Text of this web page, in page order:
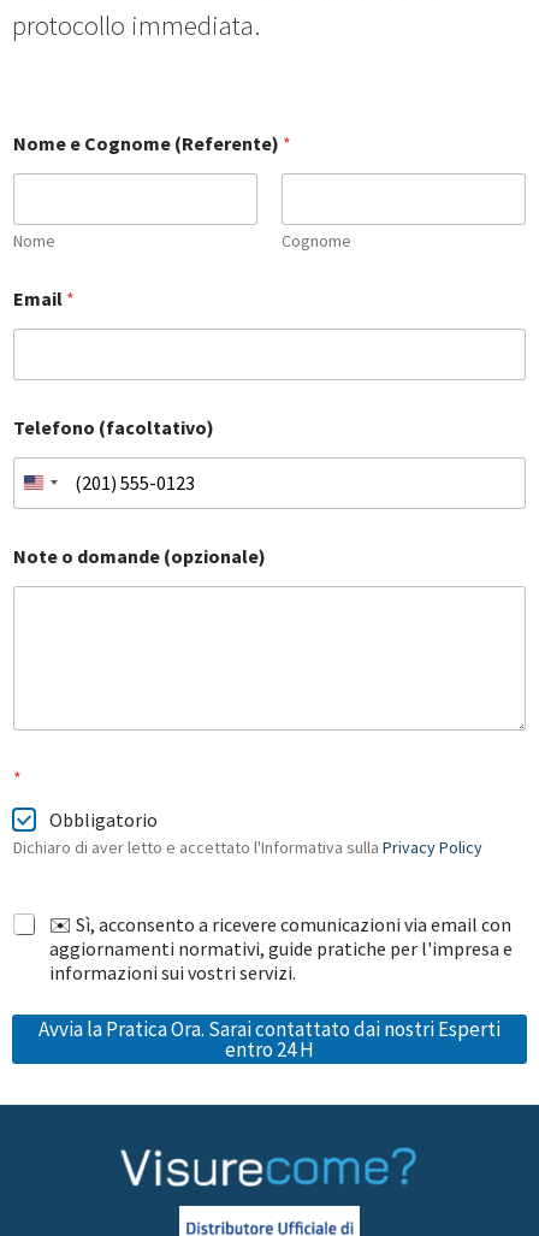
protocollo immediata.
Nome e Cognome (Referente) *
Nome Cognome
*
N
Email *
Telefono (facoltativo)
Note o domande (opzionale)
*
Obbligatorio
Dichiaro di aver letto e accettato l'Informativa sulla Privacy Policy
✉️ Sì, acconsento a ricevere comunicazioni via email con
aggiornamenti normativi, guide pratiche per l'impresa e
informazioni sui vostri servizi.
Avvia la Pratica Ora. Sarai contattato dai nostri Esperti
entro 24 H